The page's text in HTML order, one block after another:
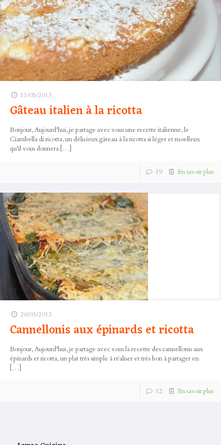
11/05/2013
Gâteau italien à la ricotta
Bonjour, Aujourd’hui, je partage avec vous une recette italienne, le
Ciambella di ricotta, un délicieux gâteau à la ricotta si léger et moelleux
qu’il vous donnera […]
19 En savoir plus
20/03/2013
Cannellonis aux épinards et ricotta
Bonjour, Aujourd’hui, je partage avec vous la recette des cannellonis aux
épinards et ricotta, un plat très simple à réaliser et très bon à partager en
[…]
12 En savoir plus